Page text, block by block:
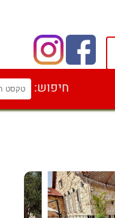
חיפוש: